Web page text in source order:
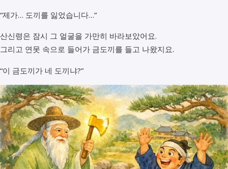
“제가… 도끼를 잃었습니다…”
산신령은 잠시 그 얼굴을 가만히 바라보았어요.
그리고 연못 속으로 들어가 금도끼를 들고 나왔지요.
“이 금도끼가 네 도끼냐?”